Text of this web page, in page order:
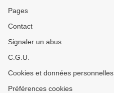
Pages
Contact
Signaler un abus
C.G.U.
Cookies et données personnelles
Préférences cookies